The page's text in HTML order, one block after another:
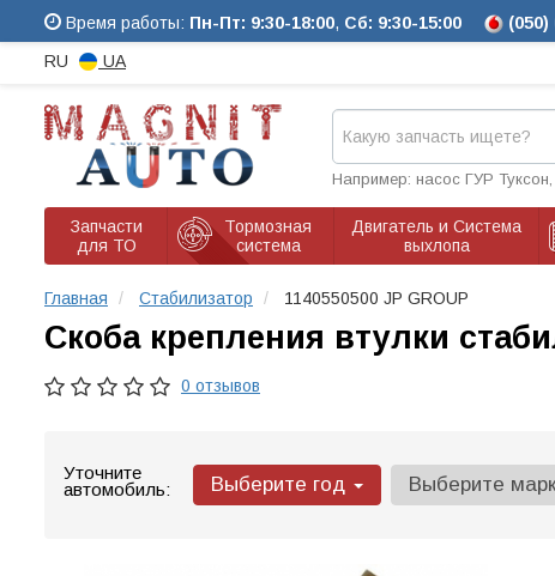
Время работы: Пн-Пт: 9:30-18:00, Сб: 9:30-15:00 (050)
RU UA
Например: насос ГУР Туксон,
Запчасти
для ТО
Тормозная
система
Двигатель и Система
выхлопа
Главная Стабилизатор 1140550500 JP GROUP
Скоба крепления втулки
0 отзывов
Уточните
автомобиль:
Выберите год Выберите